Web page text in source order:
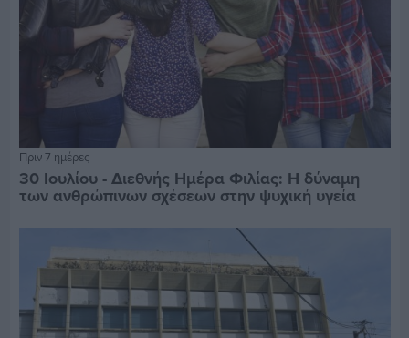
Πριν 7 ημέρες
30 Ιουλίου - Διεθνής Ημέρα Φιλίας: Η δύναμη
των ανθρώπινων σχέσεων στην ψυχική υγεία